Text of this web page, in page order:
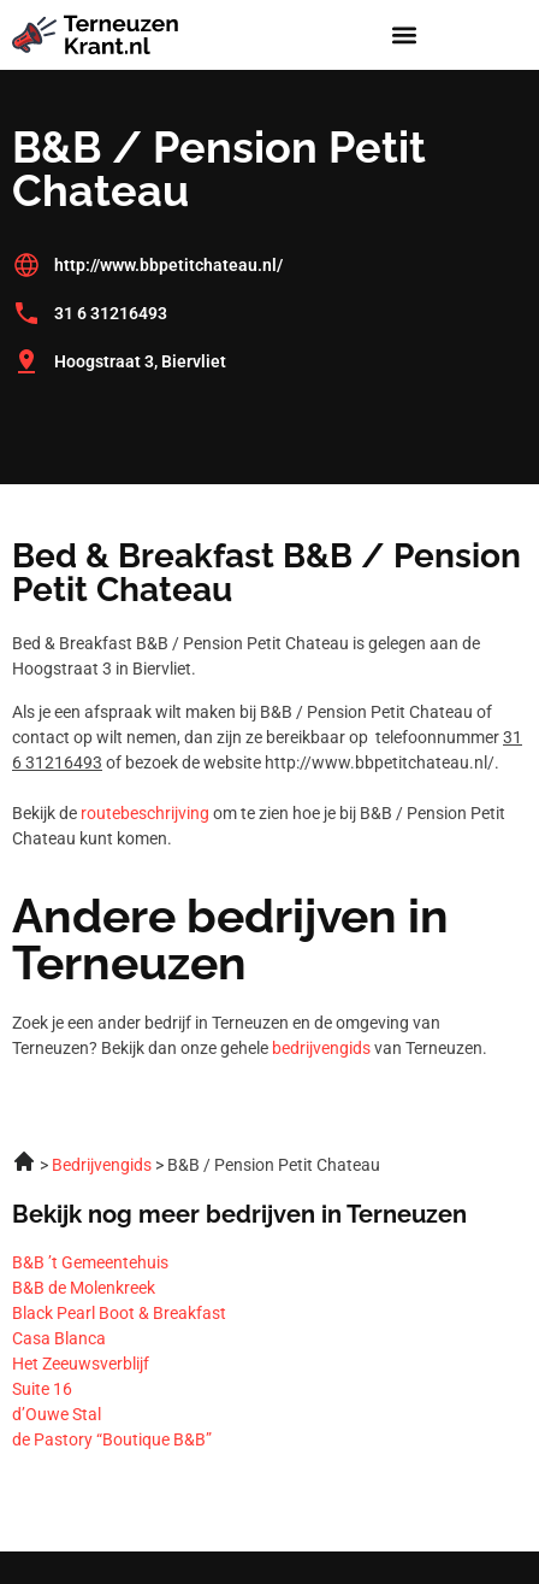
B&B / Pension Petit
Chateau
http://www.bbpetitchateau.nl/
31 6 31216493
Hoogstraat 3, Biervliet
Bed & Breakfast B&B / Pension
Petit Chateau
Bed & Breakfast B&B / Pension Petit Chateau is gelegen aan de
Hoogstraat 3 in Biervliet.
Als je een afspraak wilt maken bij B&B / Pension Petit Chateau of
contact op wilt nemen, dan zijn ze bereikbaar op telefoonnummer31
6 31216493 of bezoek de website http://www.bbpetitchateau.nl/.
Bekijk de routebeschrijving om te zien hoe je bij B&B / Pension Petit
Chateau kunt komen.
Andere bedrijven in
Terneuzen
Zoek je een ander bedrijf in Terneuzen en de omgeving van
Terneuzen? Bekijk dan onze gehele bedrijvengidsvan Terneuzen.
Bedrijvengids B&B / Pension Petit Chateau
Bekijk nog meer bedrijven in Terneuzen
B&B ’t Gemeentehuis
B&B de Molenkreek
Black Pearl Boot & Breakfast
Casa Blanca
Het Zeeuwsverblijf
Suite 16
d’Ouwe Stal
de Pastory “Boutique B&B”